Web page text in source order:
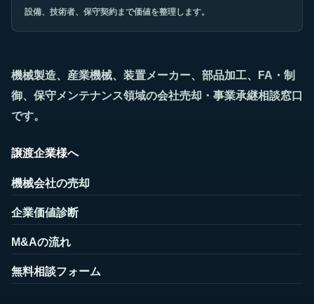
設備、技術者、保守契約まで価値を整理します。
機械製造、産業機械、装置メーカー、部品加工、FA・制
御、保守メンテナンス領域の会社売却・事業承継相談窓口
です。
譲渡企業様へ
機械会社の売却
企業価値診断
M&Aの流れ
無料相談フォーム